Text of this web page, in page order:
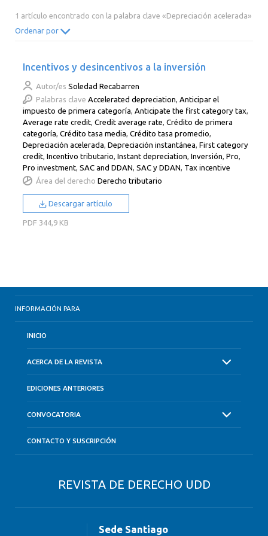
2002 2001
1 artículo encontrado con la palabra clave «Depreciación acelerada»
Ordenar por
Incentivos y desincentivos a la inversión
Autor/es Soledad Recabarren
Palabras clave Accelerated depreciation,Anticipar el
impuesto de primera categoría,Anticipate the first category tax,
Average rate credit,Credit average rate,Crédito de primera
categoría,Crédito tasa media,Crédito tasa promedio,
Depreciación acelerada,Depreciación instantánea,First category
credit,Incentivo tributario,Instant depreciation,Inversión,Pro,
Pro investment,SAC and DDAN,SAC y DDAN, Tax incentive
Área del derecho Derecho tributario
Descargar artículo
PDF 344,9 KB
INFORMACIÓN PARA
INICIO
ACERCA DE LA REVISTA
EDICIONES ANTERIORES
CONVOCATORIA
CONTACTO Y SUSCRIPCIÓN
REVISTA DE DERECHO UDD
Sede Santiago